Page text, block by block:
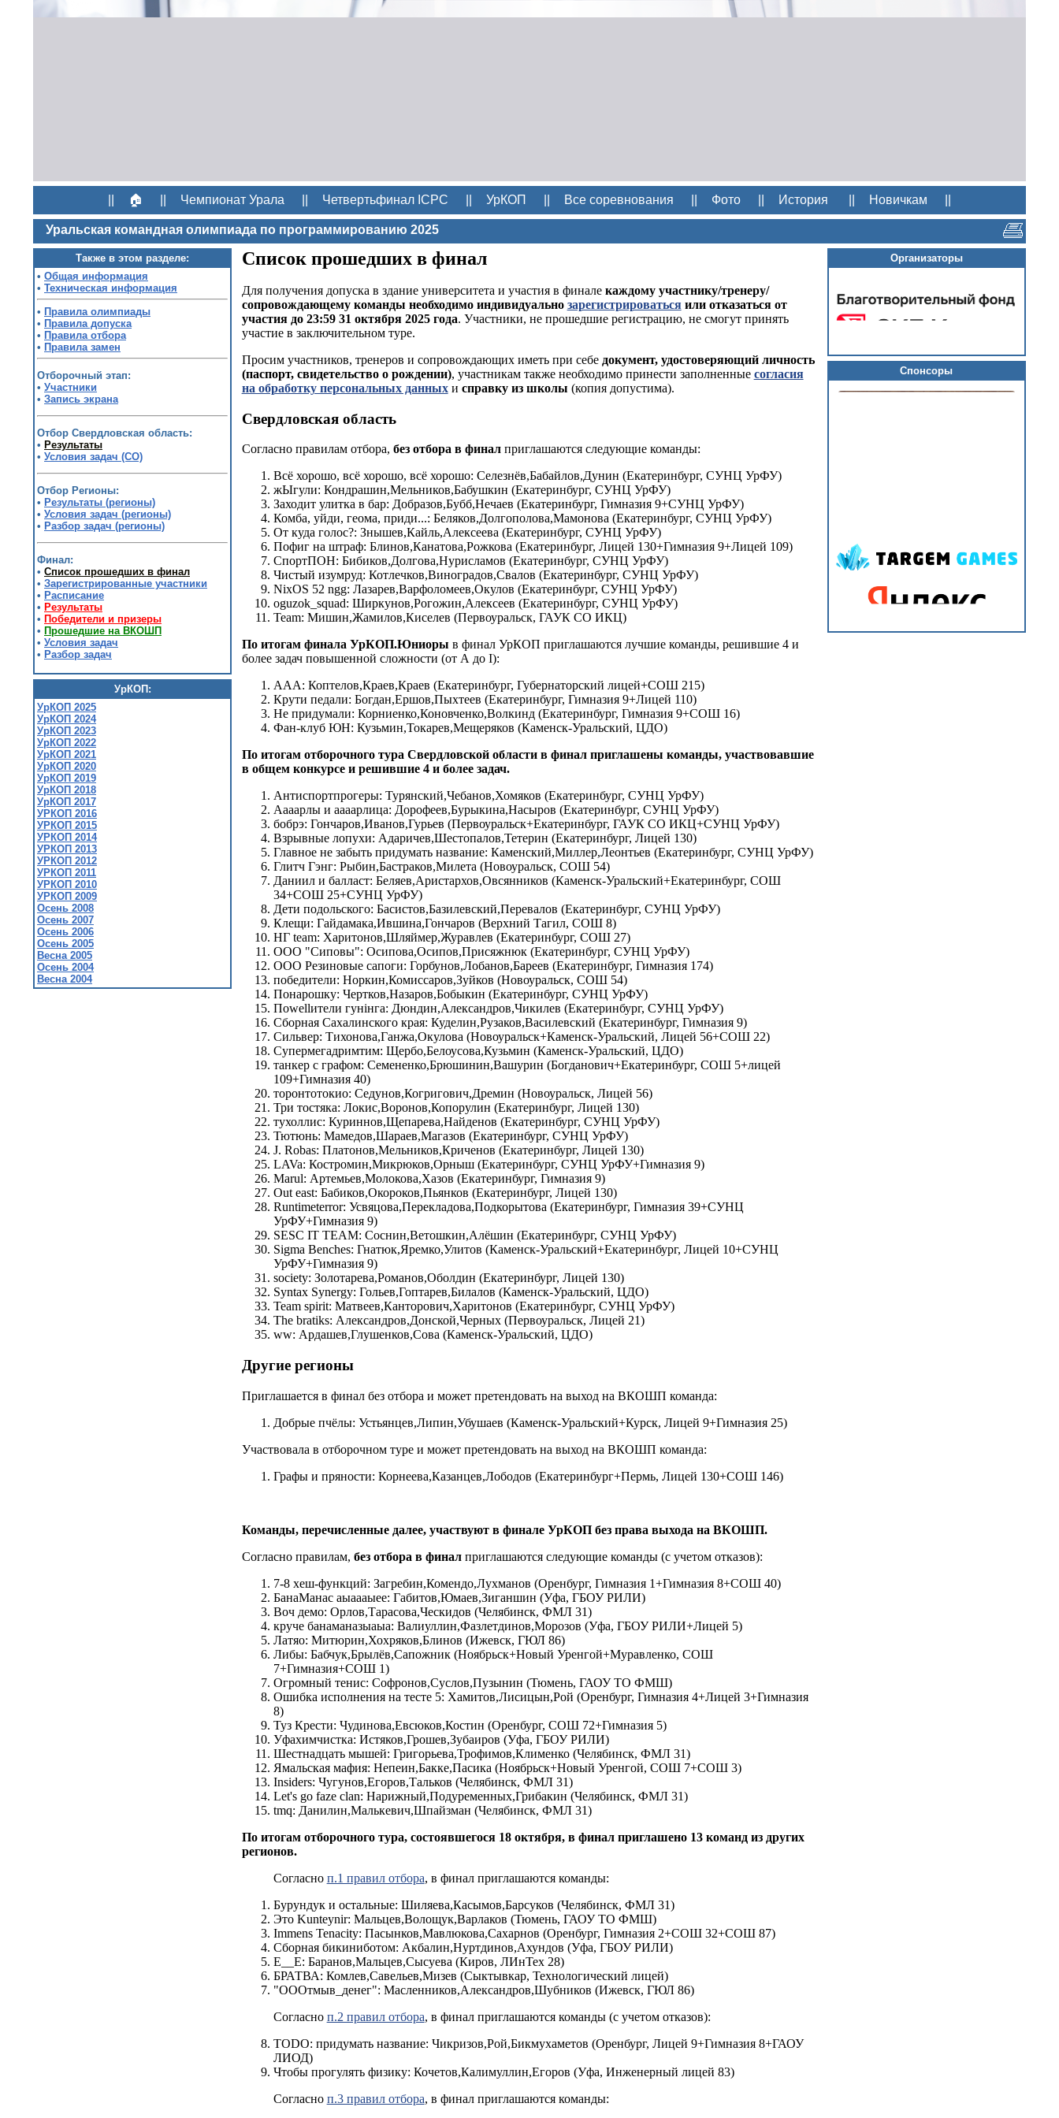
🏠 Чемпионат Урала Четвертьфинал ICPC УрКОП Все соревнования Фото История Новичкам
Уральская командная олимпиада по программированию 2025
Также в этом разделе:
• Общая информация
• Техническая информация
• Правила олимпиады
• Правила допуска
• Правила отбора
• Правила замен
Отборочный этап:
• Участники
• Запись экрана
Отбор Свердловская область:
• Результаты
• Условия задач (СО)
Отбор Регионы:
• Результаты (регионы)
• Условия задач (регионы)
• Разбор задач (регионы)
Финал:
• Список прошедших в финал
• Зарегистрированные участники
• Расписание
• Результаты
• Победители и призеры
• Прошедшие на ВКОШП
• Условия задач
• Разбор задач
УрКОП:
УрКОП 2025
УрКОП 2024
УрКОП 2023
УрКОП 2022
УрКОП 2021
УрКОП 2020
УрКОП 2019
УрКОП 2018
УрКОП 2017
УРКОП 2016
УРКОП 2015
УРКОП 2014
УРКОП 2013
УРКОП 2012
УРКОП 2011
УРКОП 2010
УРКОП 2009
Осень 2008
Осень 2007
Осень 2006
Осень 2005
Весна 2005
Осень 2004
Весна 2004
Список прошедших в финал
Для получения допуска в здание университета и участия в финале каждому участнику/тренеру/
сопровождающему команды необходимо индивидуально зарегистрироватьсяили отказаться от
участия до 23:59 31 октября 2025 года. Участники, не прошедшие регистрацию, не смогут принять
участие в заключительном туре.
Просим участников, тренеров и сопровождающих иметь при себе документ, удостоверяющий личность
(паспорт, свидетельство о рождении), участникам также необходимо принести заполненные согласия
на обработку персональных данныхи справку из школы (копия допустима).
Свердловская область
Согласно правилам отбора, без отбора в финалприглашаются следующие команды:
Всё хорошо, всё хорошо, всё хорошо: Селезнёв,Бабайлов,Дунин (Екатеринбург, СУНЦ УрФУ)
жЫгули: Кондрашин,Мельников,Бабушкин (Екатеринбург, СУНЦ УрФУ)
Заходит улитка в бар: Добразов,Бубб,Нечаев (Екатеринбург, Гимназия 9+СУНЦ УрФУ)
Комба, уйди, геома, приди...: Беляков,Долгополова,Мамонова (Екатеринбург, СУНЦ УрФУ)
От куда голос?: Знышев,Кайль,Алексеева (Екатеринбург, СУНЦ УрФУ)
Пофиг на штраф: Блинов,Канатова,Рожкова (Екатеринбург, Лицей 130+Гимназия 9+Лицей 109)
СпортПОН: Бибиков,Долгова,Нурисламов (Екатеринбург, СУНЦ УрФУ)
Чистый изумруд: Котлечков,Виноградов,Свалов (Екатеринбург, СУНЦ УрФУ)
NixOS 52 ngg: Лазарев,Варфоломеев,Окулов (Екатеринбург, СУНЦ УрФУ)
oguzok_squad: Ширкунов,Рогожин,Алексеев (Екатеринбург, СУНЦ УрФУ)
Team: Мишин,Жамилов,Киселев (Первоуральск, ГАУК СО ИКЦ)
По итогам финала УрКОП.Юниоры в финал УрКОП приглашаются лучшие команды, решившие 4 и
более задач повышенной сложности (от А до I):
ААА: Коптелов,Краев,Краев (Екатеринбург, Губернаторский лицей+СОШ 215)
Крути педали: Богдан,Ершов,Пыхтеев (Екатеринбург, Гимназия 9+Лицей 110)
Не придумали: Корниенко,Коновченко,Волкинд (Екатеринбург, Гимназия 9+СОШ 16)
Фан-клуб ЮН: Кузьмин,Токарев,Мещеряков (Каменск-Уральский, ЦДО)
По итогам отборочного тура Свердловской области в финал приглашены команды, участвовавшие
в общем конкурсе и решившие 4 и более задач.
Антиспортпрогеры: Турянский,Чебанов,Хомяков (Екатеринбург, СУНЦ УрФУ)
Аaaaрлы и аааарлица: Дорофеев,Бурыкина,Насыров (Екатеринбург, СУНЦ УрФУ)
бобрэ: Гончаров,Иванов,Гурьев (Первоуральск+Екатеринбург, ГАУК СО ИКЦ+СУНЦ УрФУ)
Взрывные лопухи: Адаричев,Шестопалов,Тетерин (Екатеринбург, Лицей 130)
Главное не забыть придумать название: Каменский,Миллер,Леонтьев (Екатеринбург, СУНЦ УрФУ)
Глитч Гэнг: Рыбин,Бастраков,Милета (Новоуральск, СОШ 54)
Даниил и балласт: Беляев,Аристархов,Овсянников (Каменск-Уральский+Екатеринбург, СОШ
34+СОШ 25+СУНЦ УрФУ)
Дети подольского: Басистов,Базилевский,Перевалов (Екатеринбург, СУНЦ УрФУ)
Клещи: Гайдамака,Ившина,Гончаров (Верхний Тагил, СОШ 8)
НГ team: Харитонов,Шляймер,Журавлев (Екатеринбург, СОШ 27)
ООО "Сиповы": Осипова,Осипов,Присяжнюк (Екатеринбург, СУНЦ УрФУ)
ООО Резиновые сапоги: Горбунов,Лобанов,Бареев (Екатеринбург, Гимназия 174)
победители: Норкин,Комиссаров,Зуйков (Новоуральск, СОШ 54)
Понарошку: Чертков,Назаров,Бобыкин (Екатеринбург, СУНЦ УрФУ)
Поwellители гунiнга: Дюндин,Александров,Чикилев (Екатеринбург, СУНЦ УрФУ)
Сборная Сахалинского края: Куделин,Рузаков,Василевский (Екатеринбург, Гимназия 9)
Сильвер: Тихонова,Ганжа,Окулова (Новоуральск+Каменск-Уральский, Лицей 56+СОШ 22)
Супермегадримтим: Щербо,Белоусова,Кузьмин (Каменск-Уральский, ЦДО)
танкер с графом: Семененко,Брюшинин,Вашурин (Богданович+Екатеринбург, СОШ 5+лицей
109+Гимназия 40)
торонтотокио: Седунов,Когригович,Дремин (Новоуральск, Лицей 56)
Три тостяка: Локис,Воронов,Копорулин (Екатеринбург, Лицей 130)
тухоллис: Куриннов,Щепарева,Найденов (Екатеринбург, СУНЦ УрФУ)
Тютюнь: Мамедов,Шараев,Магазов (Екатеринбург, СУНЦ УрФУ)
J. Robas: Платонов,Мельников,Криченов (Екатеринбург, Лицей 130)
LAVa: Костромин,Микрюков,Орныш (Екатеринбург, СУНЦ УрФУ+Гимназия 9)
Marul: Артемьев,Молокова,Хазов (Екатеринбург, Гимназия 9)
Out east: Бабиков,Окороков,Пьянков (Екатеринбург, Лицей 130)
Runtimeterror: Усвяцова,Перекладова,Подкорытова (Екатеринбург, Гимназия 39+СУНЦ
УрФУ+Гимназия 9)
SESC IT TEAM: Соснин,Ветошкин,Алёшин (Екатеринбург, СУНЦ УрФУ)
Sigma Benches: Гнатюк,Яремко,Улитов (Каменск-Уральский+Екатеринбург, Лицей 10+СУНЦ
УрФУ+Гимназия 9)
society: Золотарева,Романов,Оболдин (Екатеринбург, Лицей 130)
Syntax Synergy: Гольев,Гоптарев,Билалов (Каменск-Уральский, ЦДО)
Team spirit: Матвеев,Канторович,Харитонов (Екатеринбург, СУНЦ УрФУ)
The bratiks: Александров,Донской,Черных (Первоуральск, Лицей 21)
ww: Ардашев,Глушенков,Сова (Каменск-Уральский, ЦДО)
Другие регионы
Приглашается в финал без отбора и может претендовать на выход на ВКОШП команда:
Добрые пчёлы: Устьянцев,Липин,Убушаев (Каменск-Уральский+Курск, Лицей 9+Гимназия 25)
Участвовала в отборочном туре и может претендовать на выход на ВКОШП команда:
Графы и пряности: Корнеева,Казанцев,Лободов (Екатеринбург+Пермь, Лицей 130+СОШ 146)
Команды, перечисленные далее, участвуют в финале УрКОП без права выхода на ВКОШП.
Согласно правилам, без отбора в финал приглашаются следующие команды (с учетом отказов):
7-8 хеш-функций: Загребин,Комендо,Лухманов (Оренбург, Гимназия 1+Гимназия 8+СОШ 40)
БанаМанас аыаааыее: Габитов,Юмаев,Зиганшин (Уфа, ГБОУ РИЛИ)
Воч демо: Орлов,Тарасова,Ческидов (Челябинск, ФМЛ 31)
круче банаманазыаыа: Валиуллин,Фазлетдинов,Морозов (Уфа, ГБОУ РИЛИ+Лицей 5)
Латяо: Митюрин,Хохряков,Блинов (Ижевск, ГЮЛ 86)
Либы: Бабчук,Брылёв,Сапожник (Ноябрьск+Новый Уренгой+Муравленко, СОШ
7+Гимназия+СОШ 1)
Огромный тенис: Софронов,Суслов,Пузынин (Тюмень, ГАОУ ТО ФМШ)
Ошибка исполнения на тесте 5: Хамитов,Лисицын,Рой (Оренбург, Гимназия 4+Лицей 3+Гимназия
8)
Туз Крести: Чудинова,Евсюков,Костин (Оренбург, СОШ 72+Гимназия 5)
Уфахимчистка: Истяков,Грошев,Зубаиров (Уфа, ГБОУ РИЛИ)
Шестнадцать мышей: Григорьева,Трофимов,Клименко (Челябинск, ФМЛ 31)
Ямальская мафия: Непеин,Бакке,Пасика (Ноябрьск+Новый Уренгой, СОШ 7+СОШ 3)
Insiders: Чугунов,Егоров,Тальков (Челябинск, ФМЛ 31)
Let's go faze clan: Нарижный,Подуременных,Грибакин (Челябинск, ФМЛ 31)
tmq: Данилин,Малькевич,Шпайзман (Челябинск, ФМЛ 31)
По итогам отборочного тура, состоявшегося 18 октября, в финал приглашено 13 команд из других
регионов.
Согласно п.1 правил отбора, в финал приглашаются команды:
Бурундук и остальные: Шиляева,Касымов,Барсуков (Челябинск, ФМЛ 31)
Это Kunteynir: Мальцев,Волощук,Варлаков (Тюмень, ГАОУ ТО ФМШ)
Immens Tenacity: Пасынков,Мавлюкова,Сахарнов (Оренбург, Гимназия 2+СОШ 32+СОШ 87)
Сборная бикиниботом: Акбалин,Нуртдинов,Ахундов (Уфа, ГБОУ РИЛИ)
E__E: Баранов,Мальцев,Сысуева (Киров, ЛИнТех 28)
БРАТВА: Комлев,Савельев,Мизев (Сыктывкар, Технологический лицей)
"ОООтмыв_денег": Масленников,Александров,Шубников (Ижевск, ГЮЛ 86)
Согласно п.2 правил отбора, в финал приглашаются команды (с учетом отказов):
TODO: придумать название: Чикризов,Рой,Бикмухаметов (Оренбург, Лицей 9+Гимназия 8+ГАОУ
ЛИОД)
Чтобы прогулять физику: Кочетов,Калимуллин,Егоров (Уфа, Инженерный лицей 83)
Согласно п.3 правил отбора, в финал приглашаются команды:
Организаторы
Спонсоры